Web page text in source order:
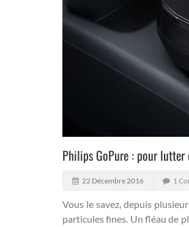
Philips GoPure : pour
22 Décembre 2016 1
Vous le savez, depuis
particules fines. Un fléau de